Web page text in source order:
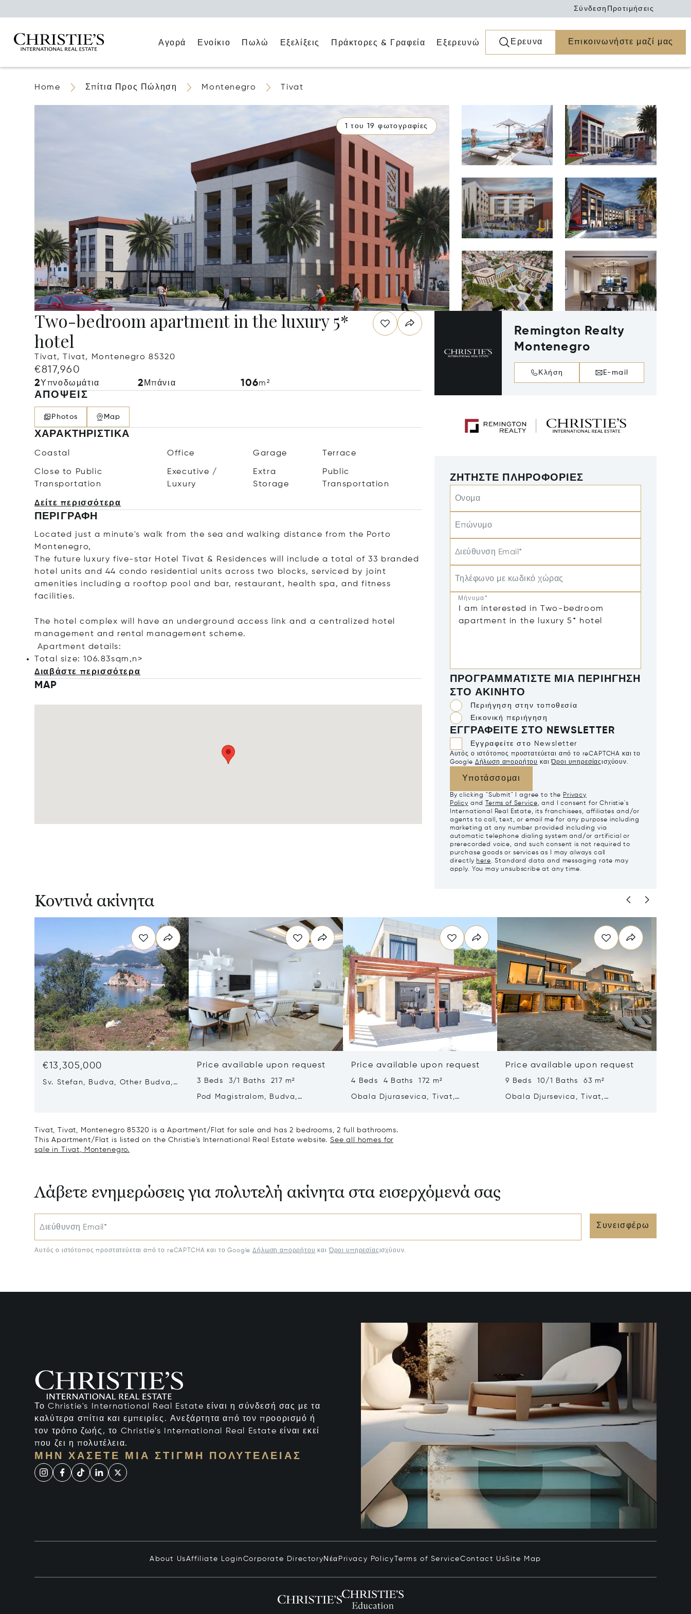
Σύνδεση Προτιμήσεις
Αγορά Ενοίκιο Πωλώ Εξελίξεις Πράκτορες & Γραφεία Εξερευνώ Ερευνα Επικοινωνήστε μαζί μας
Home Σπίτια Προς Πώληση Montenegro Tivat
1 του 19 φωτογραφίες
Two-bedroom apartment in the luxury 5*
hotel
Tivat, Tivat, Montenegro 85320
€817,960
2 Υπνοδωμάτια 2 Μπάνια 106m²
ΑΠΌΨΕΙΣ
Photos Map
ΧΑΡΑΚΤΗΡΙΣΤΙΚΆ
Coastal Office Garage Terrace
Close to Public
Transportation
Executive /
Luxury
Extra
Storage
Public
Transportation
Δείτε περισσότερα
ΠΕΡΙΓΡΑΦΉ
Located just a minute's walk from the sea and walking distance from the Porto
Montenegro,
The future luxury five-star Hotel
Tivat & Residences will include a total of 33 branded
hotel units and 44 condo residential units across two blocks, serviced by joint
amenities including a rooftop pool and bar, restaurant, health spa, and fitness
facilities.
The hotel complex will have an underground access link and a centralized hotel
management and rental management scheme.
Apartment details:
Total size: 106.83sqm,n>
Διαβάστε περισσότερα
MAP
Remington Realty
Montenegro
Κλήση E-mail
ΖΗΤΉΣΤΕ ΠΛΗΡΟΦΟΡΊΕΣ
Ονομα
Επώνυμο
Διεύθυνση Email*
Τηλέφωνο με κωδικό χώρας
Μήνυμα*
ΠΡΟΓΡΑΜΜΑΤΊΣΤΕ ΜΙΑ ΠΕΡΙΉΓΗΣΗ
ΣΤΟ ΑΚΊΝΗΤΟ
Περιήγηση στην τοποθεσία
Εικονική περιήγηση
ΕΓΓΡΑΦΕΊΤΕ ΣΤΟ NEWSLETTER
Εγγραφείτε στο Newsletter
Αυτός ο ιστότοπος προστατεύεται από το reCAPTCHA και το
Google Δήλωση απορρήτου καιΌροι υπηρεσίαςισχύουν.
Υποτάσσομαι
By clicking "Submit" I agree to the Privacy
Policy and Terms of Service, and I consent for Christie's
International Real Estate, its franchisees, affiliates and/or
agents to call, text, or email me for any purpose including
marketing at any number provided including via
automatic telephone dialing system and/or artificial or
prerecorded voice, and such consent is not required to
purchase goods or services as I may always call
directly here. Standard data and messaging rate may
apply. You may unsubscribe at any time.
Κοντινά ακίνητα
€13,305,000
Sv. Stefan, Budva, Other Budva,
Price available upon request
3 Beds 3/1 Baths 217 m²
Pod Magistralom, Budva,
Price available upon request
4 Beds 4 Baths 172 m²
Obala Djurasevica, Tivat,
Price available upon request
9 Beds 10/1 Baths 63 m²
Obala Djursevica, Tivat,
Tivat, Tivat, Montenegro 85320 is a Apartment/Flat for sale and has 2 bedrooms, 2 full bathrooms.
This Apartment/Flat is listed on the Christie's International Real Estate website. See all homes for
sale in Tivat, Montenegro.
Λάβετε ενημερώσεις για πολυτελή ακίνητα στα εισερχόμενά σας
Διεύθυνση Email* Συνεισφέρω
Αυτός ο ιστότοπος προστατεύεται από το reCAPTCHA και το Google Δήλωση απορρήτου και Όροι υπηρεσίας ισχύουν.
Το Christie's International Real Estate είναι η σύνδεσή σας με τα
καλύτερα σπίτια και εμπειρίες. Ανεξάρτητα από τον προορισμό ή
τον τρόπο ζωής, το Christie's International Real Estate είναι εκεί
που ζει η πολυτέλεια.
ΜΗΝ ΧΆΣΕΤΕ ΜΙΑ ΣΤΙΓΜΉ ΠΟΛΥΤΈΛΕΙΑΣ
About UsAffiliate Login Corporate Directory Νέα Privacy Policy Terms of ServiceContact UsSite Map